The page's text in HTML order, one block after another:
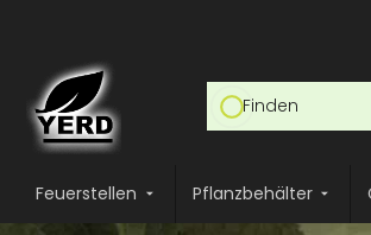
Feuerstellen Pflanzbehälter